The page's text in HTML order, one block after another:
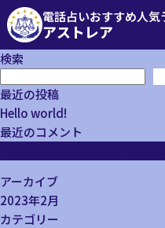
電話占いおすすめ人気
アストレア
検索
最近の投稿
Hello world!
最近のコメント
アーカイブ
2023年2月
カテゴリー